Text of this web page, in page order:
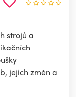
strojů a
jejich změn a